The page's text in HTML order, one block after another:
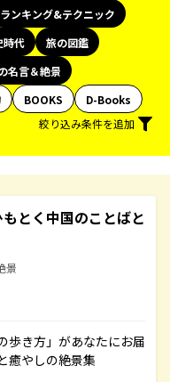
ランキング&テクニック
時代
旅の図鑑
名言＆絶景
BOOKS
D-Books
絞り込み条件を追加
とく中国のことばと
景
歩き方」があなたにお届
癒やしの絶景集